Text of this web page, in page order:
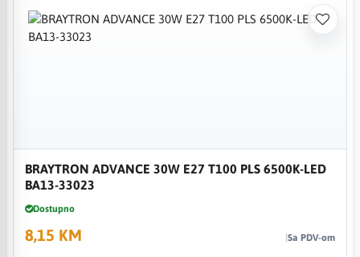
BRAYTRON ADVANCE 30W E27 T100 PLS 6500K-LED
BA13-33023
Dostupno
8,15 KM Sa PDV-om